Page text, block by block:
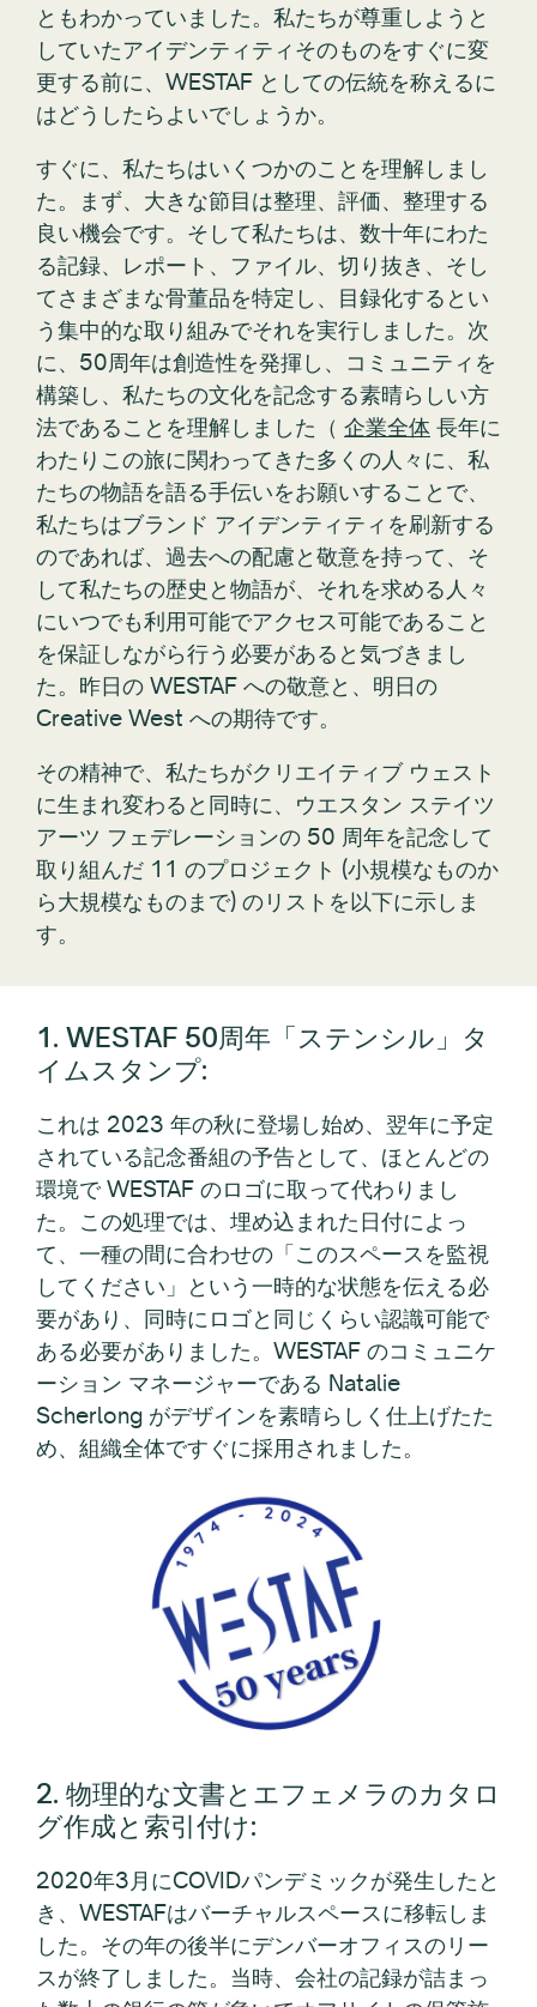
ともわかっていました。私たちが尊重しようと
していたアイデンティティそのものをすぐに変
更する前に、WESTAF としての伝統を称えるに
はどうしたらよいでしょうか。
すぐに、私たちはいくつかのことを理解しまし
た。まず、大きな節目は整理、評価、整理する
良い機会です。そして私たちは、数十年にわた
る記録、レポート、ファイル、切り抜き、そし
てさまざまな骨董品を特定し、目録化するとい
う集中的な取り組みでそれを実行しました。次
に、50周年は創造性を発揮し、コミュニティを
構築し、私たちの文化を記念する素晴らしい方
法であることを理解しました（ 企業全体 長年に
わたりこの旅に関わってきた多くの人々に、私
たちの物語を語る手伝いをお願いすることで、
私たちはブランド アイデンティティを刷新する
のであれば、過去への配慮と敬意を持って、そ
して私たちの歴史と物語が、それを求める人々
にいつでも利用可能でアクセス可能であること
を保証しながら行う必要があると気づきまし
た。昨日の WESTAF への敬意と、明日の
Creative West への期待です。
その精神で、私たちがクリエイティブ ウェスト
に生まれ変わると同時に、ウエスタン ステイツ
アーツ フェデレーションの 50 周年を記念して
取り組んだ 11 のプロジェクト (小規模なものか
ら大規模なものまで) のリストを以下に示しま
す。
1. WESTAF 50周年「ステンシル」タ
イムスタンプ:
これは 2023 年の秋に登場し始め、翌年に予定
されている記念番組の予告として、ほとんどの
環境で WESTAF のロゴに取って代わりまし
た。この処理では、埋め込まれた日付によっ
て、一種の間に合わせの「このスペースを監視
してください」という一時的な状態を伝える必
要があり、同時にロゴと同じくらい認識可能で
ある必要がありました。WESTAF のコミュニケ
ーション マネージャーである Natalie
Scherlong がデザインを素晴らしく仕上げたた
め、組織全体ですぐに採用されました。
2. 物理的な文書とエフェメラのカタロ
グ作成と索引付け:
2020年3月にCOVIDパンデミックが発生したと
き、WESTAFはバーチャルスペースに移転しま
した。その年の後半にデンバーオフィスのリー
スが終了しました。当時、会社の記録が詰まっ